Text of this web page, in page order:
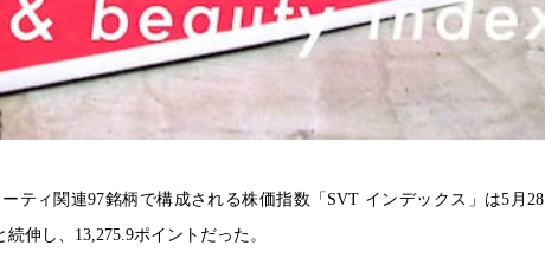
ティ関連97銘柄で構成される株価指数「SVT インデックス」は5月28
伸し、13,275.9ポイントだった。